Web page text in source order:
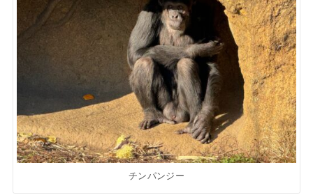
チンパンジー